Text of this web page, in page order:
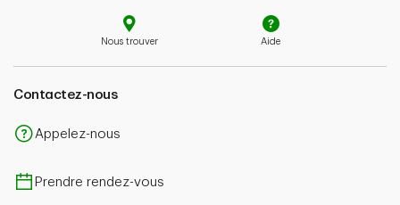
Nous trouver Aide
Contactez-nous
Appelez-nous
Prendre rendez-vous